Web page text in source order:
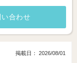
い合わせ
掲載日： 2026/08/01